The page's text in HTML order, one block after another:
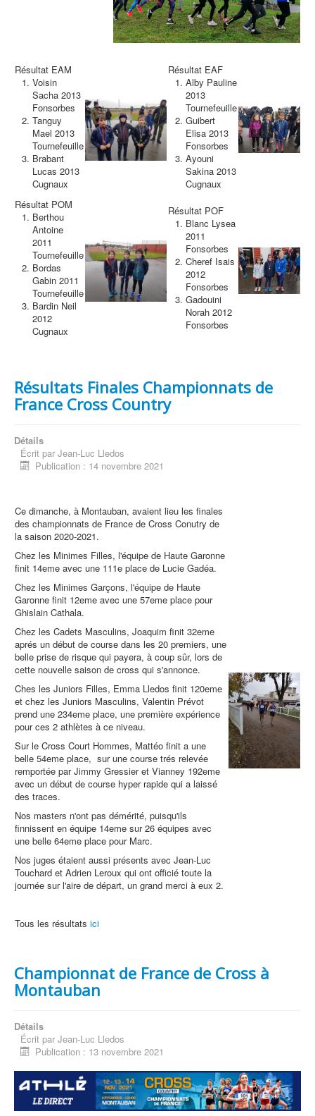
Résultat EAM
Voisin
Sacha 2013
Fonsorbes
Tanguy
Mael 2013
Tournefeuille
Brabant
Lucas 2013
Cugnaux
Résultat EAF
Alby Pauline
2013
Tournefeuille
Guibert
Elisa 2013
Fonsorbes
Ayouni
Sakina 2013
Cugnaux
Résultat POM
Berthou
Antoine
2011
Tournefeuille
Bordas
Gabin 2011
Tournefeuille
Bardin Neil
2012
Cugnaux
Résultat POF
Blanc Lysea
2011
Fonsorbes
Cheref Isais
2012
Fonsorbes
Gadouini
Norah 2012
Fonsorbes
Résultats Finales Championnats de
France Cross Country
Détails
Écrit par Jean-Luc Lledos
Publication : 14 novembre 2021
Ce dimanche, à Montauban, avaient lieu les finales
des championnats de France de Cross Conutry de
la saison 2020-2021.
Chez les Minimes Filles, l'équipe de Haute Garonne
finit 14eme avec une 111e place de Lucie Gadéa.
Chez les Minimes Garçons, l'équipe de Haute
Garonne finit 12eme avec une 57eme place pour
Ghislain Cathala.
Chez les Cadets Masculins, Joaquim finit 32eme
aprés un début de course dans les 20 premiers, une
belle prise de risque qui payera, à coup sûr, lors de
cette nouvelle saison de cross qui s'annonce.
Ches les Juniors Filles, Emma Lledos finit 120eme
et chez les Juniors Masculins, Valentin Prévot
prend une 234eme place, une première expérience
pour ces 2 athlètes à ce niveau.
Sur le Cross Court Hommes, Mattéo finit a une
belle 54eme place, sur une course trés relevée
remportée par Jimmy Gressier et Vianney 192eme
avec un début de course hyper rapide qui a laissé
des traces.
Nos masters n'ont pas démérité, puisqu'ils
finnissent en équipe 14eme sur 26 équipes avec
une belle 64eme place pour Marc.
Nos juges étaient aussi présents avec Jean-Luc
Touchard et Adrien Leroux qui ont officié toute la
journée sur l'aire de départ, un grand merci à eux 2.
Tous les résultats ici
Championnat de France de Cross à
Montauban
Détails
Écrit par Jean-Luc Lledos
Publication : 13 novembre 2021